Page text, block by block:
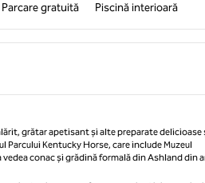
Parcare gratuită Piscină interioară
grătar apetisant și alte preparate delicioase
Kentucky Horse, care include Muzeul
conac și grădină formală din Ashland din